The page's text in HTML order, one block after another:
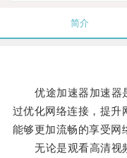
简介
优途加速器加速器是
过优化网络连接，提升
能够更加流畅的享受网
无论是观看高清视